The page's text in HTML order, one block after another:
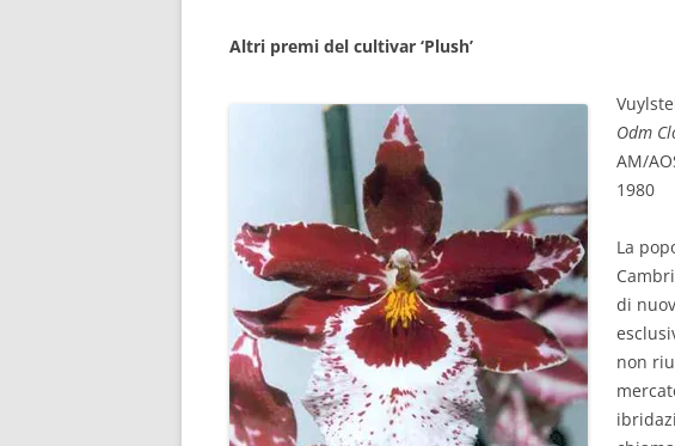
Altri premi del cultivar ‘Plush’
Odm
AM/
1980
La
di
non